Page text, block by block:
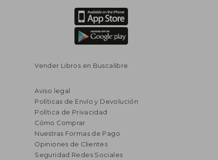
Vender Libros en Buscalibre
Aviso legal
Políticas de Envío y Devolución
Política de Privacidad
Cómo Comprar
Nuestras Formas de Pago
Opiniones de Clientes
Seguridad Redes Sociales